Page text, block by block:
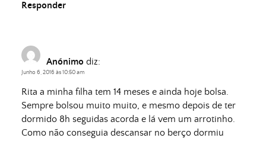
Responder
Anónimo diz:
Junho 6, 2016 às 10:50 am
Rita a minha filha tem 14 meses e ainda hoje bolsa.
Sempre bolsou muito muito, e mesmo depois de ter
dormido 8h seguidas acorda e lá vem um arrotinho.
Como não conseguia descansar no berço dormiu